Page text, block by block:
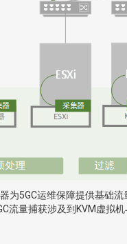
为5GC运维保障提供基础
量捕获涉及到KVM虚拟